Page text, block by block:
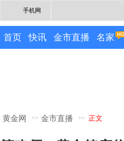
手机网
首页 快讯 金市直播 名家
黄金网 >> 金市直播 >> 正文